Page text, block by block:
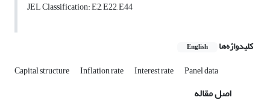
JEL Classification: E2, E22, E44
کلیدواژه‌ها English
Capital structure Inflation rate Interest rate Panel data
اصل مقاله